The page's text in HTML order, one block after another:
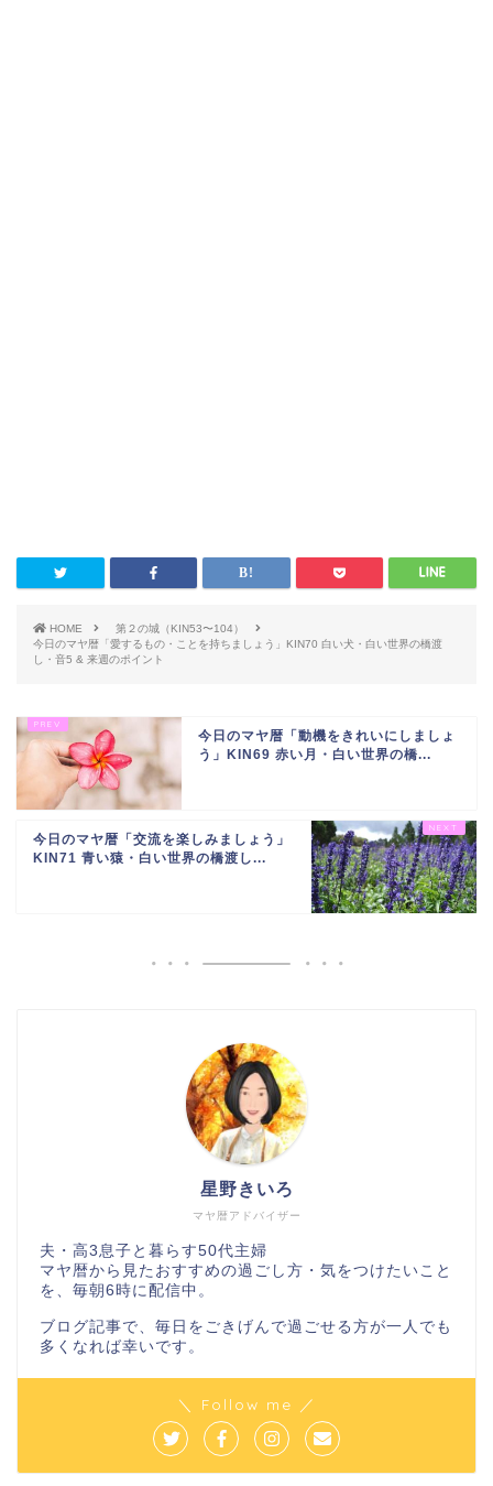
HOME
第２の城（KIN53〜104）
今日のマヤ暦「愛するもの・ことを持ちましょう」KIN70 白い犬・白い世界の橋渡
し・音5 & 来週のポイント
今日のマヤ暦「動機をきれいにしましょ
う」KIN69 赤い月・白い世界の橋...
今日のマヤ暦「交流を楽しみましょう」
KIN71 青い猿・白い世界の橋渡し...
マヤ暦アドバイザー
星野きいろ
夫・高3息子と暮らす50代主婦
マヤ暦から見たおすすめの過ごし方・気をつけたいこと
を、毎朝6時に配信中。
ブログ記事で、毎日をごきげんで過ごせる方が一人でも
多くなれば幸いです。
＼ Follow me ／